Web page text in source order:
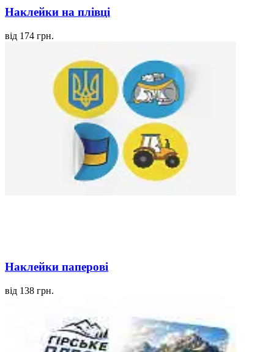
Наклейки на плівці
від 174 грн.
Наклейки паперові
від 138 грн.